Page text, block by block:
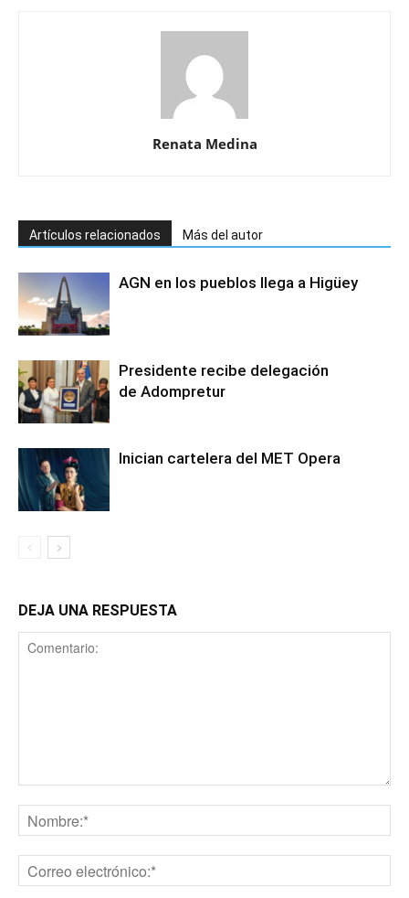
Renata Medina
Artículos relacionados Más del autor
AGN en los pueblos llega a Higüey
Presidente recibe delegación
de Adompretur
Inician cartelera del MET Opera
DEJA UNA RESPUESTA